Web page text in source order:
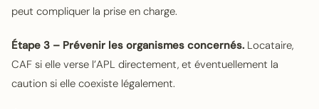
peut compliquer la prise en charge.
Étape 3 – Prévenir les organismes concernés. Locataire,
CAF si elle verse l’APL directement, et éventuellement la
caution si elle coexiste légalement.